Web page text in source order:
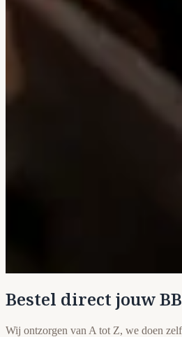
Bestel direct jouw
Wij ontzorgen van A tot Z, we doen